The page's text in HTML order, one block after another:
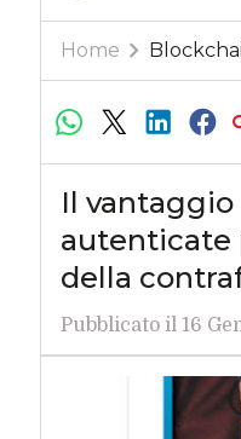
Home
Il
autenticate
della
Pubblicato il 16